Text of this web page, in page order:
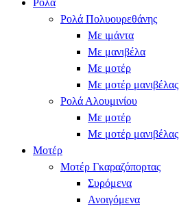
Ρολά Πολυουρεθάνης
Με ιμάντα
Με μανιβέλα
Με μοτέρ
Με μοτέρ μανιβέλας
Ρολά Αλουμινίου
Με μοτέρ
Με μοτέρ μανιβέλας
Μοτέρ
Μοτέρ Γκαραζόπορτας
Συρόμενα
Ανοιγόμενα